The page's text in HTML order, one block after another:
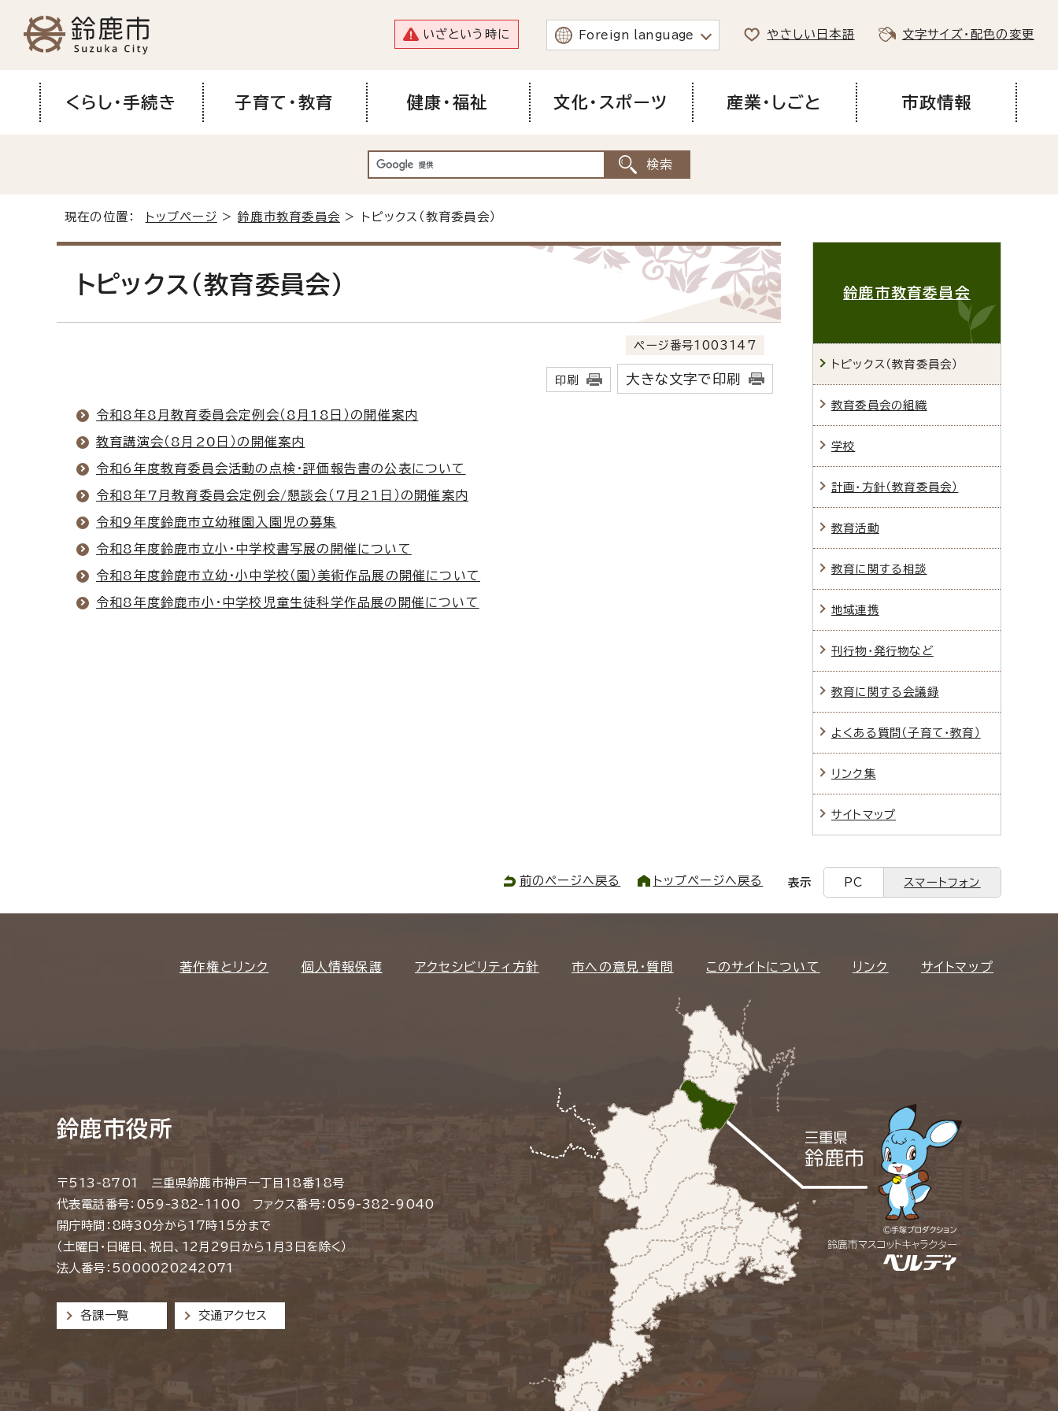
いざという時に Foreign language やさしい日本語 文字サイズ・配色の変更
くらし・手続き 子育て・教育 健康・福祉 文化・スポーツ 産業・しごと 市政情報
現在の位置： トップページ >鈴鹿市教育委員会 > トピックス（教育委員会）
トピックス（教育委員会）
ページ番号1003147
印刷 大きな文字で印刷
令和8年8月教育委員会定例会（8月18日）の開催案内
教育講演会（8月20日）の開催案内
令和6年度教育委員会活動の点検・評価報告書の公表について
令和8年7月教育委員会定例会/懇談会（7月21日）の開催案内
令和9年度鈴鹿市立幼稚園入園児の募集
令和8年度鈴鹿市立小・中学校書写展の開催について
令和8年度鈴鹿市立幼・小中学校（園）美術作品展の開催について
令和8年度鈴鹿市小・中学校児童生徒科学作品展の開催について
鈴鹿市教育委員会
トピックス（教育委員会）
教育委員会の組織
学校
計画・方針（教育委員会）
教育活動
教育に関する相談
地域連携
刊行物・発行物など
教育に関する会議録
よくある質問（子育て・教育）
リンク集
サイトマップ
前のページへ戻る トップページへ戻る 表示 PC スマートフォン
著作権とリンク 個人情報保護 アクセシビリティ方針 市への意見・質問 このサイトについて リンク サイトマップ
鈴鹿市役所
〒513-8701 三重県鈴鹿市神戸一丁目18番18号
代表電話番号：059-382-1100 ファクス番号：059-382-9040
開庁時間：8時30分から17時15分まで
（土曜日・日曜日、祝日、12月29日から1月3日を除く）
法人番号：5000020242071
各課一覧 交通アクセス